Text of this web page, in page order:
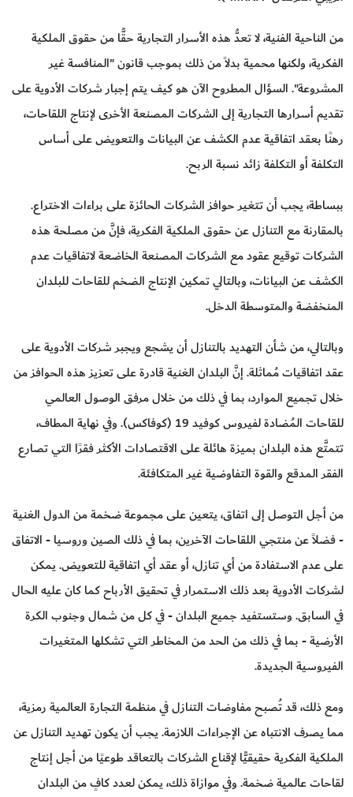
من الناحية الفنية، لا تعدُّ هذه الأسرار التجارية حقًّا من حقوق الملكية
الفكرية، ولكنها محمية بدلاً من ذلك بموجب قانون "المنافسة غير
المشروعة". السؤال المطروح الآن هو كيف يتم إجبار شركات الأدوية على
تقديم أسرارها التجارية إلى الشركات المصنعة الأخرى لإنتاج اللقاحات،
رهنًا بعقد اتفاقية عدم الكشف عن البيانات والتعويض على أساس
التكلفة أو التكلفة زائد نسبة الربح.
ببساطة، يجب أن تتغير حوافز الشركات الحائزة على براءات الاختراع.
بالمقارنة مع التنازل عن حقوق الملكية الفكرية، فإنَّ من مصلحة هذه
الشركات توقيع عقود مع الشركات المصنعة الخاضعة لاتفاقيات عدم
الكشف عن البيانات، وبالتالي تمكين الإنتاج الضخم للقاحات للبلدان
المنخفضة والمتوسطة الدخل.
وبالتالي، من شأن التهديد بالتنازل أن يشجع ويجبر شركات الأدوية على
عقد اتفاقيات مُماثلة. إنَّ البلدان الغنية قادرة على تعزيز هذه الحوافز من
خلال تجميع الموارد، بما في ذلك من خلال مرفق الوصول العالمي
للقاحات المُضادة لفيروس كوفيد 19 (كوفاكس). وفي نهاية المطاف،
تتمتَّع هذه البلدان بميزة هائلة على الاقتصادات الأكثر فقرًا التي تصارع
الفقر المدقع والقوة التفاوضية غير المتكافئة.
من أجل التوصل إلى اتفاق، يتعين على مجموعة ضخمة من الدول الغنية
- فضلاً عن منتجي اللقاحات الآخرين، بما في ذلك الصين وروسيا - الاتفاق
على عدم الاستفادة من أي تنازل، أو عقد أي اتفاقية للتعويض. يمكن
لشركات الأدوية بعد ذلك الاستمرار في تحقيق الأرباح كما كان عليه الحال
في السابق. وستستفيد جميع البلدان - في كل من شمال وجنوب الكرة
الأرضية - بما في ذلك من الحد من المخاطر التي تشكلها المتغيرات
الفيروسية الجديدة.
ومع ذلك، قد تُصبح مفاوضات التنازل في منظمة التجارة العالمية رمزية،
مما يصرف الانتباه عن الإجراءات اللازمة. يجب أن يكون تهديد التنازل عن
الملكية الفكرية حقيقيًّا لإقناع الشركات بالتعاقد طوعيًا من أجل إنتاج
لقاحات عالمية ضخمة. وفي موازاة ذلك، يمكن لعدد كافٍ من البلدان